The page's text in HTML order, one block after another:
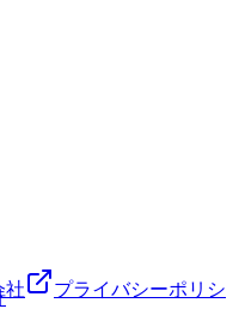
様のご利用を心よりお待
～ ・１２：００～ ペア
付【7月20日(月)海の日
最終日はご予約で埋まっ
ます♪Re.Ra.Ku ニトリ
8370【営業時間】
休【住所】〒252-0331神
リモール2F駐車場無料
社
プライバシーポリシ